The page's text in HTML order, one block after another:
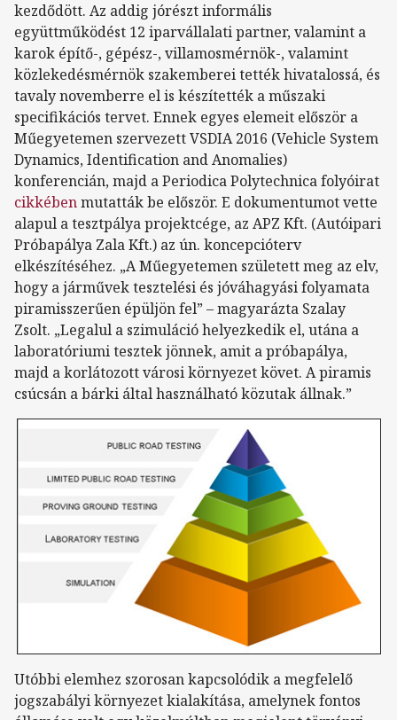
kezdődött. Az addig jórészt informális
együttműködést 12 iparvállalati partner, valamint a
karok építő-, gépész-, villamosmérnök-, valamint
közlekedésmérnök szakemberei tették hivatalossá, és
tavaly novemberre el is készítették a műszaki
specifikációs tervet. Ennek egyes elemeit először a
Műegyetemen szervezett VSDIA 2016 (Vehicle System
Dynamics, Identification and Anomalies)
konferencián, majd a Periodica Polytechnica folyóirat
cikkébenmutatták be először. E dokumentumot vette
alapul a tesztpálya projektcége, az APZ Kft. (Autóipari
Próbapálya Zala Kft.) az ún. koncepcióterv
elkészítéséhez. „A Műegyetemen született meg az elv,
hogy a járművek tesztelési és jóváhagyási folyamata
piramisszerűen épüljön fel” – magyarázta Szalay
Zsolt. „Legalul a szimuláció helyezkedik el, utána a
laboratóriumi tesztek jönnek, amit a próbapálya,
majd a korlátozott városi környezet követ. A piramis
csúcsán a bárki által használható közutak állnak.”
Utóbbi elemhez szorosan kapcsolódik a megfelelő
jogszabályi környezet kialakítása, amelynek fontos